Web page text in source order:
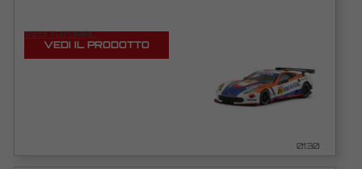
VEDI TUTORIAL
VEDI IL PRODOTTO
0130